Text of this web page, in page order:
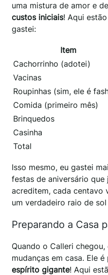
uma mistura de amor e
custos iniciais! Aqui
gastei:
Item
Cachorrinho (adotei)
Vacinas
Roupinhas (sim, ele é
Comida (primeiro mês)
Brinquedos
Casinha
Total
Isso mesmo, eu gastei
festas de aniversário que
acreditem, cada centavo
um verdadeiro raio de
Preparando a Casa
Quando o Calleri
mudanças em casa. Ele
espírito gigante! Aqui